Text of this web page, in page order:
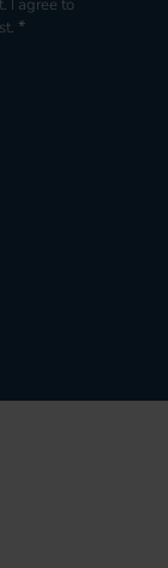
I agree to
*